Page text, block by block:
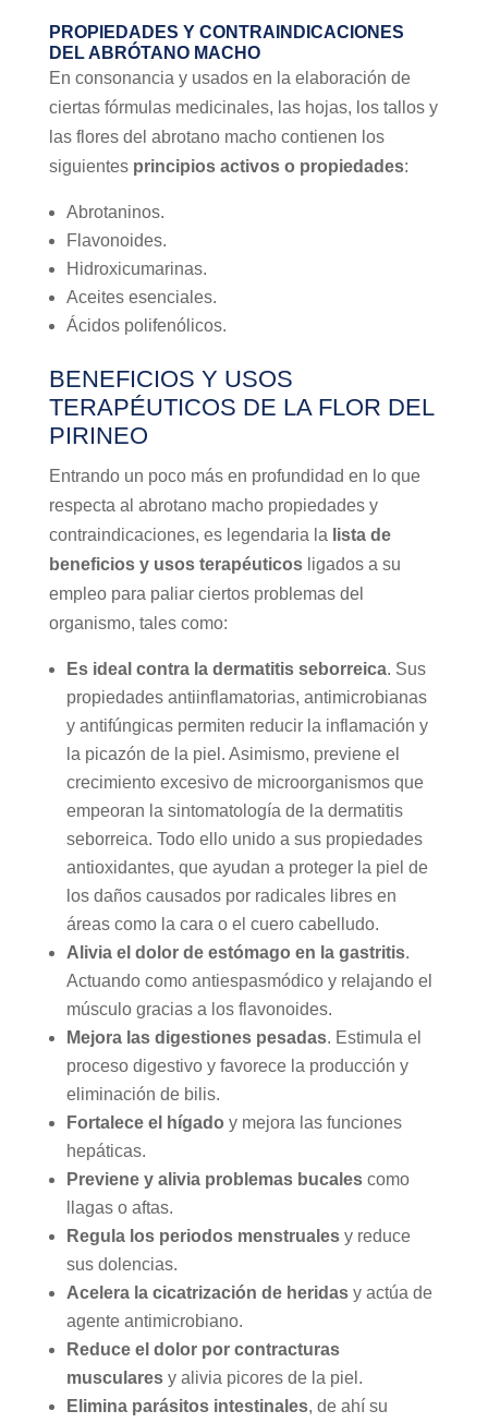
PROPIEDADES Y CONTRAINDICACIONES
DEL ABRÓTANO MACHO
En consonancia y usados en la elaboración de
ciertas fórmulas medicinales, las hojas, los tallos y
las flores del abrotano macho contienen los
siguientes principios activos o propiedades:
Abrotaninos.
Flavonoides.
Hidroxicumarinas.
Aceites esenciales.
Ácidos polifenólicos.
BENEFICIOS Y USOS
TERAPÉUTICOS DE LA FLOR DEL
PIRINEO
Entrando un poco más en profundidad en lo que
respecta al abrotano macho propiedades y
contraindicaciones, es legendaria la lista de
beneficios y usos terapéuticosligados a su
empleo para paliar ciertos problemas del
organismo, tales como:
Es ideal contra la dermatitis seborreica. Sus
propiedades antiinflamatorias, antimicrobianas
y antifúngicas permiten reducir la inflamación y
la picazón de la piel. Asimismo, previene el
crecimiento excesivo de microorganismos que
empeoran la sintomatología de la dermatitis
seborreica. Todo ello unido a sus propiedades
antioxidantes, que ayudan a proteger la piel de
los daños causados por radicales libres en
áreas como la cara o el cuero cabelludo.
Alivia el dolor de estómago en la gastritis.
Actuando como antiespasmódico y relajando el
músculo gracias a los flavonoides.
Mejora las digestiones pesadas. Estimula el
proceso digestivo y favorece la producción y
eliminación de bilis.
Fortalece el hígado y mejora las funciones
hepáticas.
Previene y alivia problemas bucales como
llagas o aftas.
Regula los periodos menstruales y reduce
sus dolencias.
Acelera la cicatrización de heridas y actúa de
agente antimicrobiano.
Reduce el dolor por contracturas
musculares y alivia picores de la piel.
Elimina parásitos intestinales, de ahí su